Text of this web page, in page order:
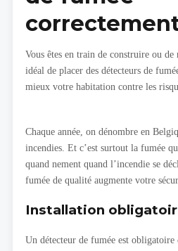
Vous êtes en train de construire ou
idéal de placer des détecteurs de
mieux votre habitation contre les
Chaque année, on dénombre en
incendies. Et c’est surtout la fumée
quand nement quand l’incendie se
fumée de qualité augmente votre
Installation
Un détecteur de fumée est obligatoire